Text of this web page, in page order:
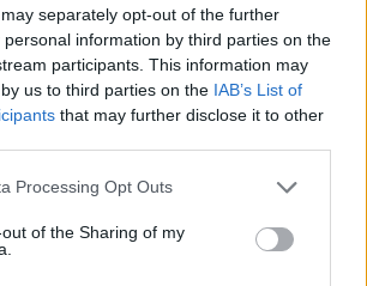
separately opt-out of the further
information by third parties on the
participants. This information may
us to third parties on the IAB’s List of
that may further disclose it to other
Processing Opt Outs
of the Sharing of my
a Romániában is
vádolt